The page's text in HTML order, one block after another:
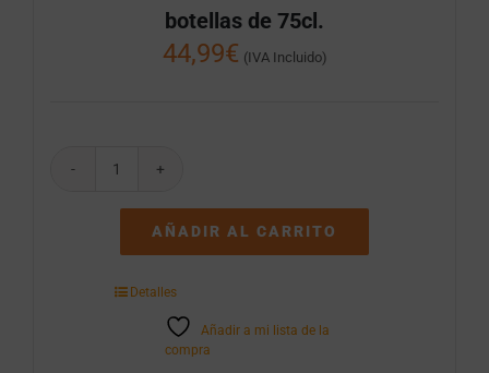
botellas de 75cl.
44,99€ (IVA Incluido)
Finca
Empecinado
Rueda
Caja
botellas
AÑADIR AL CARRITO
Detalles
Añadir a mi lista de la
compra